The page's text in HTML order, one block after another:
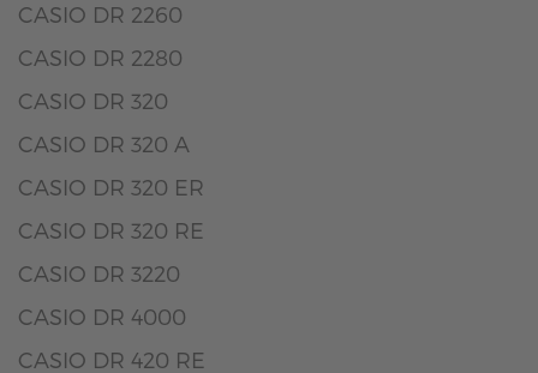
CASIO DR 2260
CASIO DR 2280
CASIO DR 320
CASIO DR 320 A
CASIO DR 320 ER
CASIO DR 320 RE
CASIO DR 3220
CASIO DR 4000
CASIO DR 420 RE